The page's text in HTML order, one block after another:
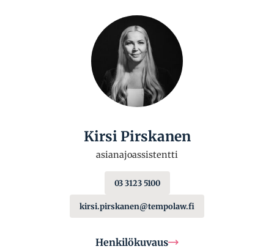
Kirsi Pirskanen
asianajoassistentti
03 3123 5100
kirsi.pirskanen@tempolaw.fi
Henkilökuvaus